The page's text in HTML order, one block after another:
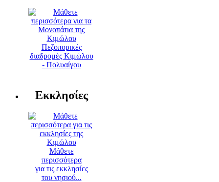
Πεζοπορικές
διαδρομές Κιμώλου
- Πολυαίγου
Εκκλησίες
Μάθετε
περισσότερα
για τις εκκλησίες
του νησιού...